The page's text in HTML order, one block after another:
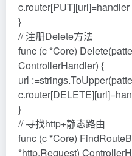
c.router[PUT][url]=handler
}
// 注册Delete方法
func (c *Core)
ControllerHandler) {
url
}
// 寻找http+静态路由
func (c *Core)
*http.Request)